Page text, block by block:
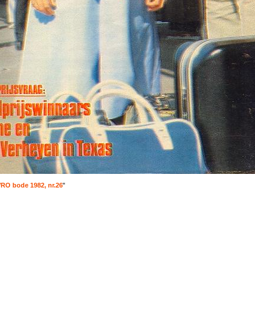
bode 1982, nr.26"